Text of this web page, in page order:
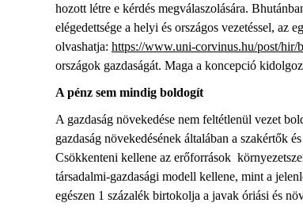
hozott létre e kérdés megválaszolására.
elégedettsége a helyi és országos vezetéssel, az
olvashatja: https://www.uni-corvinus.hu/post/hir/
országok gazdaságát. Maga a koncepció
A pénz sem mindig boldogít
A gazdaság növekedése nem feltétlenül vezet
gazdaság növekedésének általában a szakértők
Csökkenteni kellene az erőforrások
társadalmi-gazdasági modell kellene, mint a
egészen 1 százalék birtokolja a javak óriási és